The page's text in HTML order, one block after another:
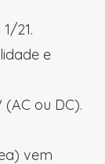
21.
e
(AC ou DC).
vem